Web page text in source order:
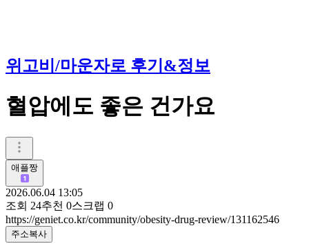
위고비/마운자로 후기&정보
혈압에도 좋은 건가요
애플짱
2026.06.04 13:05
조회 24추천 0스크랩 0
https://geniet.co.kr/community/obesity-drug-review/131162546
주소복사